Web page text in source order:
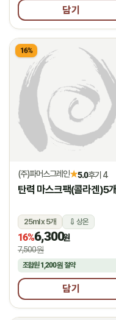
담기
16%
(주)파머스그레인★5.0후기 4
탄력 마스크팩(콜라겐)5개
25ml x 5개 상온
16%6,300원
7,500원
조합원1,200원 절약
담기